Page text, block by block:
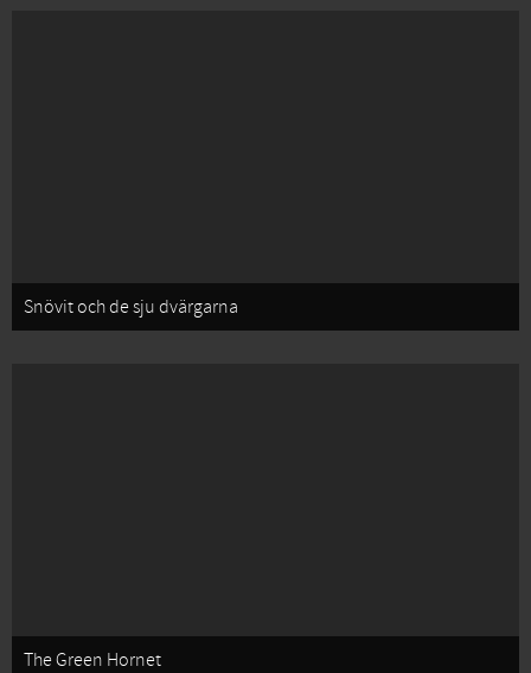
Snövit och de sju dvärgarna
The Green Hornet